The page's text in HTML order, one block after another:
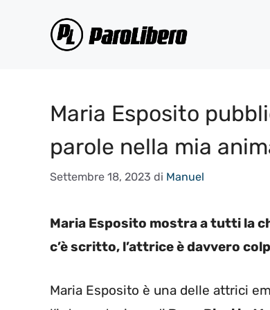
Maria Esposito
parole nella mia
Settembre 18, 2023 di Manuel
Maria Esposito mostra a tutti la
c’è scritto, l’attrice è davvero
Maria Esposito è una delle attrici